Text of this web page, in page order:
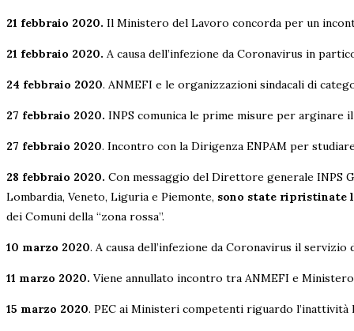
21 febbraio 2020. Il Ministero del Lavoro concorda per un
21 febbraio 2020. A causa dell’infezione da Coronavirus in
24 febbraio 2020. ANMEFI e le organizzazioni sindacali di
27 febbraio 2020. INPS comunica le prime misure per arginare
27 febbraio 2020. Incontro con la Dirigenza ENPAM per
28 febbraio 2020. Con messaggio del Direttore generale
Lombardia, Veneto, Liguria e Piemonte, sono state ripristinate
dei Comuni della “zona rossa”.
10 marzo 2020. A causa dell’infezione da Coronavirus il
11 marzo 2020. Viene annullato incontro tra ANMEFI e
15 marzo 2020. PEC ai Ministeri competenti riguardo